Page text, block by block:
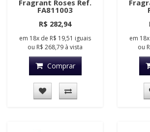
Fragrant Roses Ref.
FA811003
R$ 282,94
em 18x de R$ 19,51 iguais
ou R$ 268,79 à vista
Comprar
em 18x
ou